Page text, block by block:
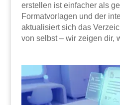
erstellen ist einfacher als
Formatvorlagen und der
aktualisiert sich das
von selbst – wir zeigen dir,